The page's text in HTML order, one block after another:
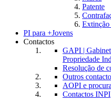
Patente
PI para +Jovens
Contactos
GAPI |
Propriedade
Resolução de
Outros
AOPI e
Contactos INPI